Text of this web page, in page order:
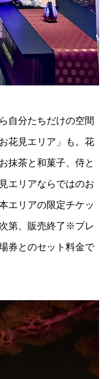
自分たちだけの空間
花見エリア」も。花
抹茶と和菓子、侍と
エリアならではのお
エリアの限定チケッ
第、販売終了※プレ
券とのセット料金で